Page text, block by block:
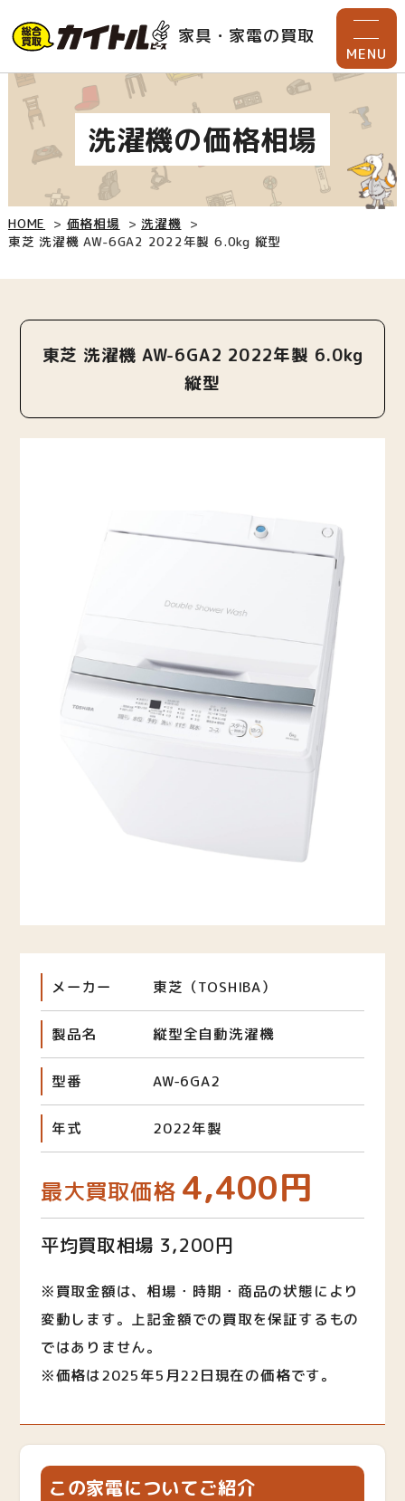
家具・家電の買取
MENU
洗濯機の価格相場
HOME 価格相場
洗濯機
東芝 洗濯機 AW-6GA2 2022年製 6.0kg 縦型
東芝 洗濯機 AW-6GA2 2022年製 6.0kg
縦型
メーカー 東芝（TOSHIBA）
製品名 縦型全自動洗濯機
型番 AW-6GA2
年式 2022年製
最大買取価格 4,400円
平均買取相場 3,200円
※買取金額は、相場・時期・商品の状態により
変動します。上記金額での買取を保証するもの
ではありません。
※価格は2025年5月22日現在の価格です。
この家電についてご紹介